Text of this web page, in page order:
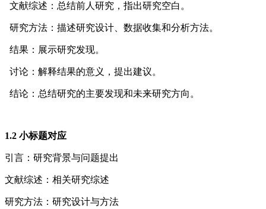
文献综述：总结前人研究，指出研究空白。
研究方法：描述研究设计、数据收集和分析方法。
结果：展示研究发现。
讨论：解释结果的意义，提出建议。
结论：总结研究的主要发现和未来研究方向。
1.2 小标题对应
引言：研究背景与问题提出
文献综述：相关研究综述
研究方法：研究设计与方法